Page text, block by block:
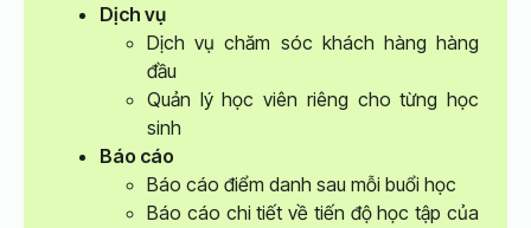
Dịch vụ
Dịch vụ chăm sóc khách hàng hàng
đầu
Quản lý học viên riêng cho từng học
sinh
Báo cáo
Báo cáo điểm danh sau mỗi buổi học
Báo cáo chi tiết về tiến độ học tập của